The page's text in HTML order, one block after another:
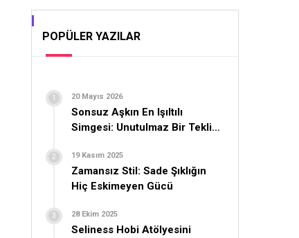
POPÜLER YAZILAR
20 Mayıs 2026
Sonsuz Aşkın En Işıltılı
Simgesi: Unutulmaz Bir Teklif
19 Kasım 2025
Zamansız Stil: Sade Şıklığın
Hiç Eskimeyen Gücü
28 Ekim 2025
Seliness Hobi Atölyesini